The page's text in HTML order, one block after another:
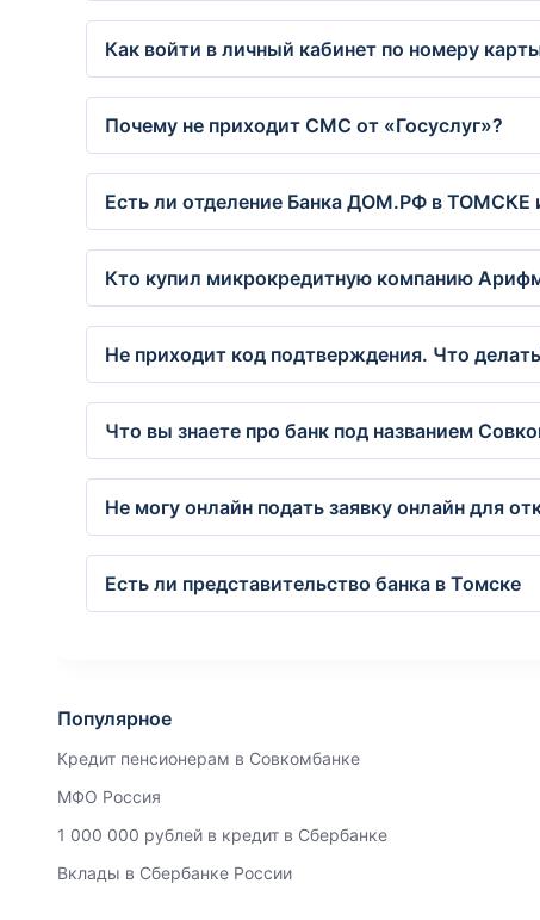
Как войти в личный кабинет по номеру
Почему не приходит СМС от «Госуслуг»?
Есть ли отделение Банка ДОМ.РФ в ТОМСКЕ
Кто купил микрокредитную компанию
Не приходит код подтверждения. Что
Что вы знаете про банк под названием
Не могу онлайн подать заявку онлайн для
Есть ли представительство банка в Томске
Популярное
Кредит пенсионерам в Совкомбанке
МФО Россия
1 000 000 рублей в кредит в Сбербанке
Вклады в Сбербанке России